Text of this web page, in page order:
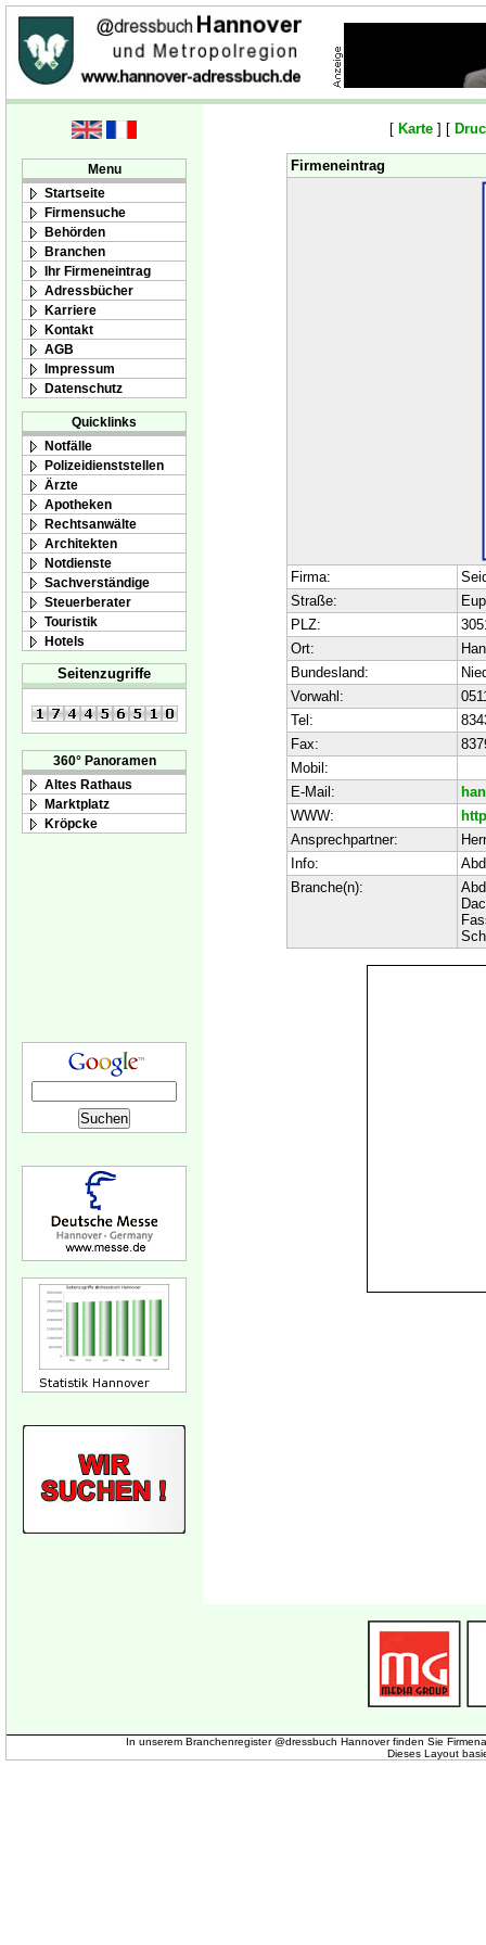
Menu
Startseite
Firmensuche
Behörden
Branchen
Ihr Firmeneintrag
Adressbücher
Karriere
Kontakt
AGB
Impressum
Datenschutz
Quicklinks
Notfälle
Polizeidienststellen
Ärzte
Apotheken
Rechtsanwälte
Architekten
Notdienste
Sachverständige
Steuerberater
Touristik
Hotels
Seitenzugriffe
360° Panoramen
Altes Rathaus
Marktplatz
Kröpcke
[ Karte ] [
Firmeneintrag
Firma:
Straße:
PLZ:
Ort:
Bundesland:
Vorwahl:
Tel:
Fax:
Mobil:
E-Mail:
WWW:
Ansprechpartner:
Info:
Branche(n):
In unserem Branchenregister @dressbuch Hannover finden Sie
Dieses Layout